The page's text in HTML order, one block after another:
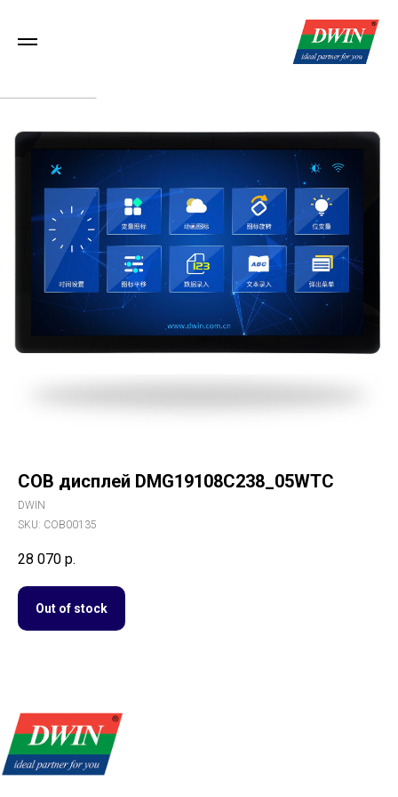
COB дисплей DMG19108C238_05WTC
DWIN
SKU: COB00135
28 070 р.
Out of stock